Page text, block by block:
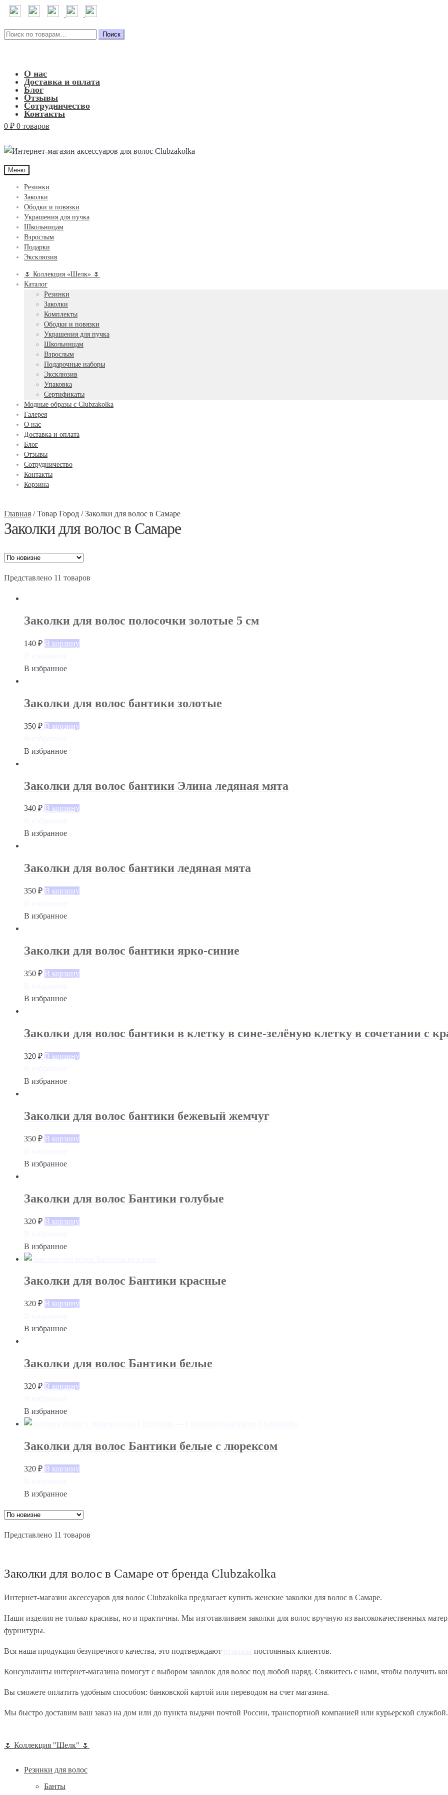
Искать: Поиск
О нас
Доставка и оплата
Блог
Отзывы
Сотрудничество
Контакты
0 ₽ 0 товаров
Меню
Резинки
Заколки
Ободки и повязки
Украшения для пучка
Школьницам
Взрослым
Подарки
Эксклюзив
🌷 Коллекция «Шелк» 🌷
Каталог
Резинки
Заколки
Комплекты
Ободки и повязки
Украшения для пучка
Школьницам
Взрослым
Подарочные наборы
Эксклюзив
Упаковка
Сертификаты
Модные образы с Clubzakolka
Галерея
О нас
Доставка и оплата
Блог
Отзывы
Сотрудничество
Контакты
Корзина
Главная /Товар Город /Заколки для волос в Самаре
Заколки для волос в Самаре
Представлено 11 товаров
Заколки для волос полосочки золотые 5 см
140 ₽ В корзину
В избранное
Заколки для волос бантики золотые
350 ₽ В корзину
В избранное
Заколки для волос бантики Элина ледяная мята
340 ₽ В корзину
В избранное
Заколки для волос бантики ледяная мята
350 ₽ В корзину
В избранное
Заколки для волос бантики ярко-синие
350 ₽ В корзину
В избранное
Заколки для волос бантики в клетку в сине-зелёную клетку в сочетании с
320 ₽ В корзину
В избранное
Заколки для волос бантики бежевый жемчуг
350 ₽ В корзину
В избранное
Заколки для волос Бантики голубые
320 ₽ В корзину
В избранное
Заколки для волос Бантики красные
320 ₽ В корзину
В избранное
Заколки для волос Бантики белые
320 ₽ В корзину
В избранное
Заколки для волос Бантики белые с люрексом
320 ₽ В корзину
В избранное
Представлено 11 товаров
Заколки для волос в Самаре от бренда Clubzakolka
Интернет-магазин аксессуаров для волос Clubzakolka предлагает купить женские заколки для волос в Самаре.
Наши изделия не только красивы, но и практичны. Мы изготавливаем заколки для волос вручную из высококачественных
фурнитуры.
Вся наша продукция безупречного качества, это подтверждают постоянных клиентов.
Консультанты интернет-магазина помогут с выбором заколок для волос под любой наряд. Свяжитесь с нами, чтобы получить
Вы сможете оплатить удобным способом: банковской картой или переводом на счет магазина.
Мы быстро доставим ваш заказ на дом или до пункта выдачи почтой России, транспортной компанией или курьерской службой.
🌷 Коллекция "Шелк" 🌷
Резинки для волос
Банты